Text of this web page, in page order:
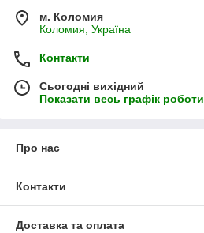
м. Коломия
Коломия, Україна
Контакти
Сьогодні вихідний
Показати весь графік роботи
Про нас
Контакти
Доставка та оплата